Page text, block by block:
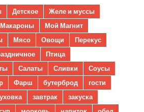
Детское
Желе и муссы
Макароны
Мой Магнит
Мясо Овощи
Перекус
Птица
Салаты Сливки
Соусы
Фарш бутерброд
гости
завтрак
закуска